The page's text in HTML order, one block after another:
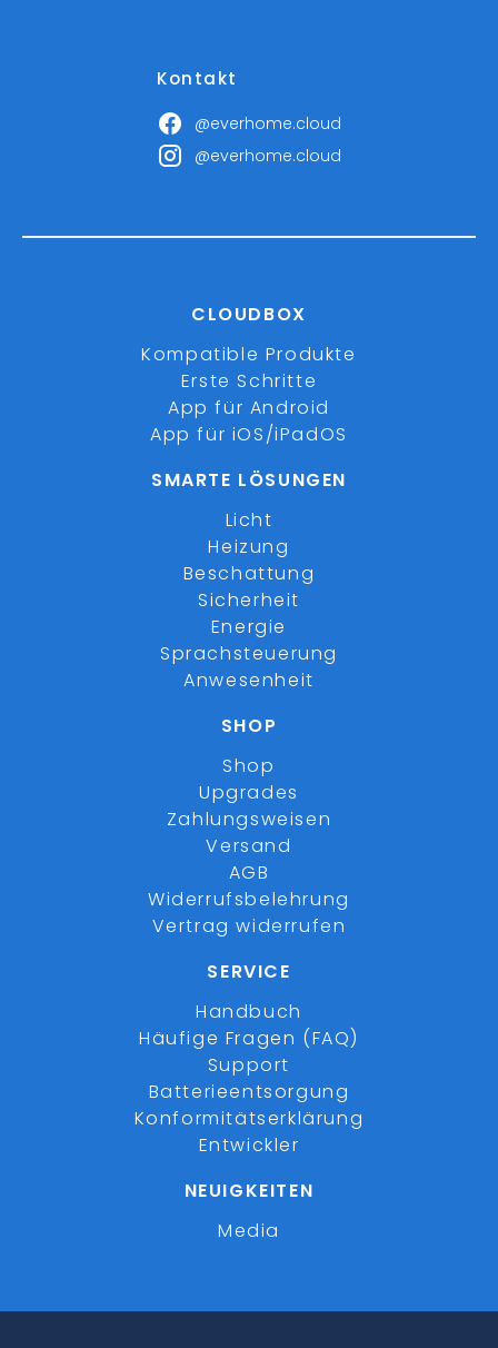
Kontakt
@everhome.cloud
@everhome.cloud
CLOUDBOX
Kompatible Produkte
Erste Schritte
App für Android
App für iOS/iPadOS
SMARTE LÖSUNGEN
Licht
Heizung
Beschattung
Sicherheit
Energie
Sprachsteuerung
Anwesenheit
SHOP
Shop
Upgrades
Zahlungsweisen
Versand
AGB
Widerrufsbelehrung
Vertrag widerrufen
SERVICE
Handbuch
Häufige Fragen (FAQ)
Support
Batterieentsorgung
Konformitätserklärung
Entwickler
NEUIGKEITEN
Media